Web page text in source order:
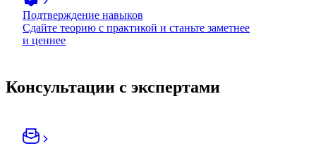
Подтверждение навыков
Сдайте теорию с практикой и станьте заметнее
и ценнее
Консультации с экспертами